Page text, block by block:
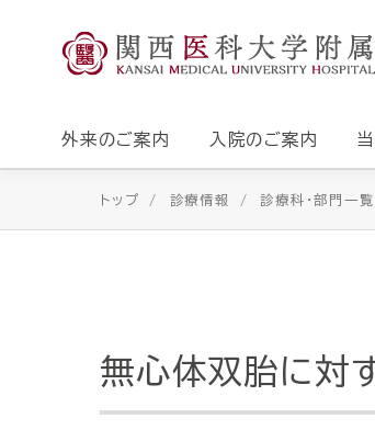
外来のご案内 入院のご案内
トップ 診療情報 診療科・部門一覧
無心体双胎に対